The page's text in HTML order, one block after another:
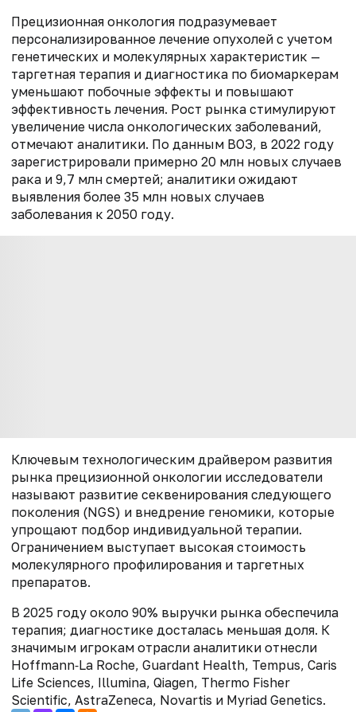
Прецизионная онкология подразумевает
персонализированное лечение опухолей с учетом
генетических и молекулярных характеристик —
таргетная терапия и диагностика по биомаркерам
уменьшают побочные эффекты и повышают
эффективность лечения. Рост рынка стимулируют
увеличение числа онкологических заболеваний,
отмечают аналитики. По данным ВОЗ, в 2022 году
зарегистрировали примерно 20 млн новых случаев
рака и 9,7 млн смертей; аналитики ожидают
выявления более 35 млн новых случаев
заболевания к 2050 году.
Ключевым технологическим драйвером развития
рынка прецизионной онкологии исследователи
называют развитие секвенирования следующего
поколения (NGS) и внедрение геномики, которые
упрощают подбор индивидуальной терапии.
Ограничением выступает высокая стоимость
молекулярного профилирования и таргетных
препаратов.
В 2025 году около 90% выручки рынка обеспечила
терапия; диагностике досталась меньшая доля. К
значимым игрокам отрасли аналитики отнесли
Hoffmann‑La Roche, Guardant Health, Tempus, Caris
Life Sciences, Illumina, Qiagen, Thermo Fisher
Scientific, AstraZeneca, Novartis и Myriad Genetics.